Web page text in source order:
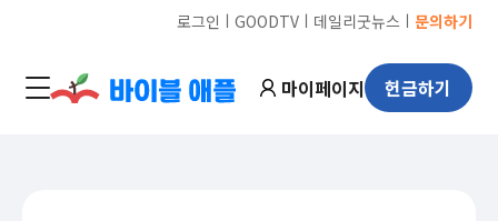
로그인 ㅣ GOODTVㅣ 데일리굿뉴스 ㅣ 문의하기
마이페이지 헌금하기